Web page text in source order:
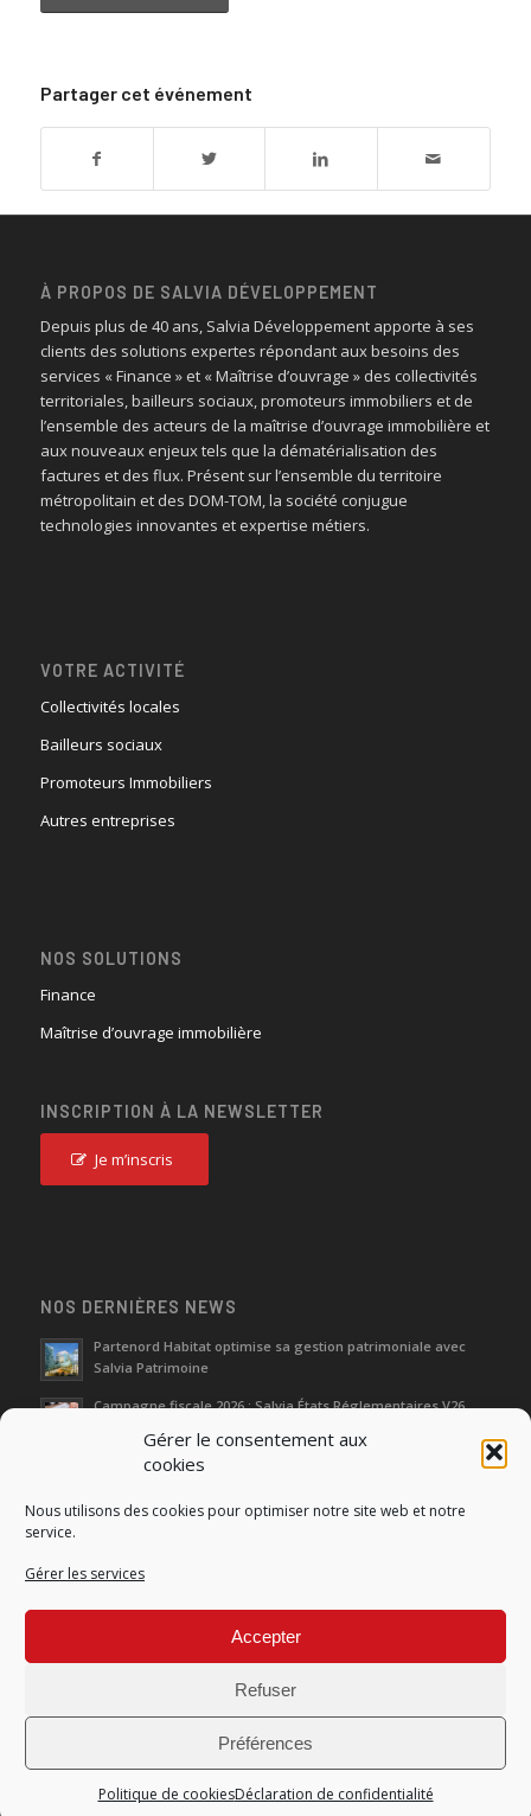
Gérer le consentement aux
cookies
Nous utilisons des cookies pour optimiser notre site web et notre
service.
Gérer les services
Accepter
Refuser
Préférences
Politique de cookiesDéclaration de confidentialité
Partager cet événement
À PROPOS DE SALVIA DÉVELOPPEMENT
Depuis plus de 40 ans, Salvia Développement apporte à ses
clients des solutions expertes répondant aux besoins des
services « Finance » et « Maîtrise d’ouvrage » des collectivités
territoriales, bailleurs sociaux, promoteurs immobiliers et de
l’ensemble des acteurs de la maîtrise d’ouvrage immobilière et
aux nouveaux enjeux tels que la dématérialisation des
factures et des flux. Présent sur l’ensemble du territoire
métropolitain et des DOM-TOM, la société conjugue
technologies innovantes et expertise métiers.
VOTRE ACTIVITÉ
Collectivités locales
Bailleurs sociaux
Promoteurs Immobiliers
Autres entreprises
NOS SOLUTIONS
Finance
Maîtrise d’ouvrage immobilière
INSCRIPTION À LA NEWSLETTER
Je m’inscris
NOS DERNIÈRES NEWS
Partenord Habitat optimise sa gestion patrimoniale avec
Salvia Patrimoine
Campagne fiscale 2026 : Salvia États Réglementaires V26
Journées d‘Étude de l’Immobilier 2026
Salon SIMI 2025 : entre héritage et renaissance
Séminaire Actualités Réglementaires et Fiscales 2025
© Copyright Salvia Développement |Conditions générales de produits
et de services|Mentions légales|Données personnelles